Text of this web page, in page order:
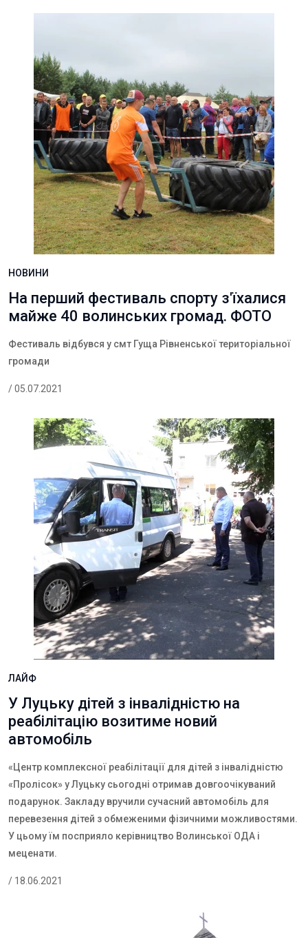
НОВИНИ
На перший фестиваль спорту з'їхалися
майже 40 волинських громад. ФОТО
Фестиваль відбувся у смт Гуща Рівненської територіальної
громади
/ 05.07.2021
ЛАЙФ
У Луцьку дітей з інвалідністю на
реабілітацію возитиме новий
автомобіль
«Центр комплексної реабілітації для дітей з інвалідністю
«Пролісок» у Луцьку сьогодні отримав довгоочікуваний
подарунок. Закладу вручили сучасний автомобіль для
перевезення дітей з обмеженими фізичними можливостями.
У цьому їм посприяло керівництво Волинської ОДА і
меценати.
/ 18.06.2021